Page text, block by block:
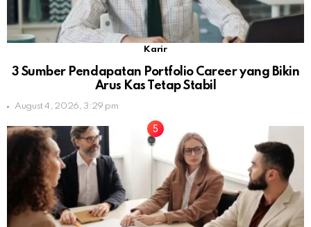
Karir
3 Sumber Pendapatan Portfolio Career yang Bikin
Arus Kas Tetap Stabil
August 4, 2026, 3:29 pm